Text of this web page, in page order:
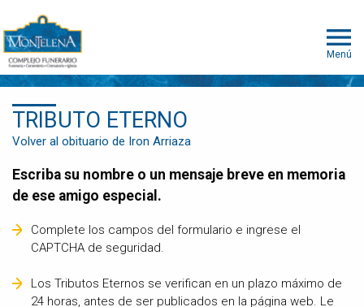
Menú
TRIBUTO ETERNO
Volver al obituario de Iron Arriaza
Escriba su nombre o un mensaje breve en memoria
de ese amigo especial.
Complete los campos del formulario e ingrese el
CAPTCHA de seguridad.
Los Tributos Eternos se verifican en un plazo máximo de
24 horas, antes de ser publicados en la página web. Le